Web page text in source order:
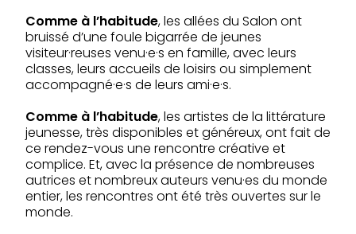
Comme à l’habitude, les allées du Salon ont
bruissé d’une foule bigarrée de jeunes
visiteur·reuses venu·e·s en famille, avec leurs
classes, leurs accueils de loisirs ou simplement
accompagné·e·s de leurs ami·e·s.
Comme à l’habitude, les artistes de la littérature
jeunesse, très disponibles et généreux, ont fait de
ce rendez-vous une rencontre créative et
complice. Et, avec la présence de nombreuses
autrices et nombreux auteurs venu·es du monde
entier, les rencontres ont été très ouvertes sur le
monde.